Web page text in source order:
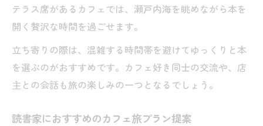
テラス席があるカフェでは、瀬戸内海を眺めながら本を
開く贅沢な時間を過ごせます。
立ち寄りの際は、混雑する時間帯を避けてゆっくりと本
を選ぶのがおすすめです。カフェ好き同士の交流や、店
主との会話も旅の楽しみの一つとなるでしょう。
読書家におすすめのカフェ旅プラン提案